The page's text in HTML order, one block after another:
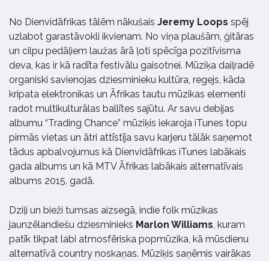
No Dienvidāfrikas tālēm nākušais Jeremy Loops spēj
uzlabot garastāvokli ikvienam. No viņa plaušām, ģitāras
un cilpu pedāļiem laužas ārā ļoti spēcīga pozitīvisma
deva, kas ir kā radīta festivālu gaisotnei. Mūziķa daiļradē
organiski savienojas dziesminieku kultūra, regejs, kāda
kripata elektronikas un Āfrikas tautu mūzikas elementi
radot multikulturālas ballītes sajūtu. Ar savu debijas
albumu “Trading Chance” mūziķis iekaroja iTunes topu
pirmās vietas un ātri attīstīja savu karjeru tālāk saņemot
tādus apbalvojumus kā Dienvidāfrikas iTunes labākais
gada albums un kā MTV Āfrikas labākais alternatīvais
albums 2015. gadā.
Dziļi un bieži tumsas aizsegā, indie folk mūzikas
jaunzēlandiešu dziesminieks Marlon Williams , kuram
patīk tikpat labi atmosfēriska popmūzika, kā mūsdienu
alternatīvā country noskaņas. Mūziķis saņēmis vairākas